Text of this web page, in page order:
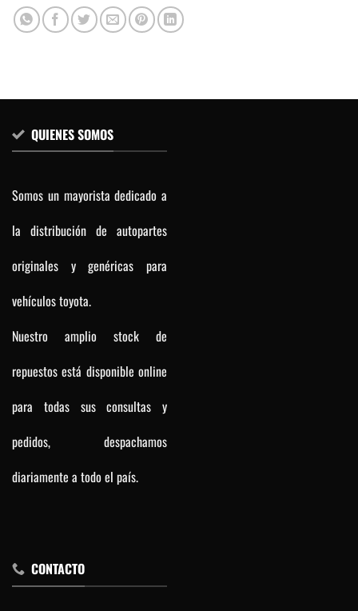
QUIENES SOMOS
Somos un mayorista dedicado a
la distribución de autopartes
originales y genéricas para
vehículos toyota.
Nuestro amplio stock de
repuestos está disponible online
para todas sus consultas y
pedidos, despachamos
diariamente a todo el país.
CONTACTO